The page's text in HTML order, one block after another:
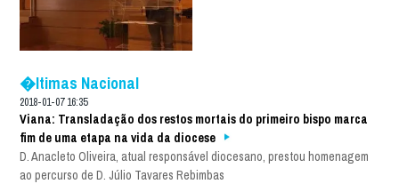
�ltimas Nacional
2018-01-07 16:35
Viana: Transladação dos restos mortais do primeiro bispo marca
fim de uma etapa na vida da diocese
D. Anacleto Oliveira, atual responsável diocesano, prestou homenagem
ao percurso de D. Júlio Tavares Rebimbas